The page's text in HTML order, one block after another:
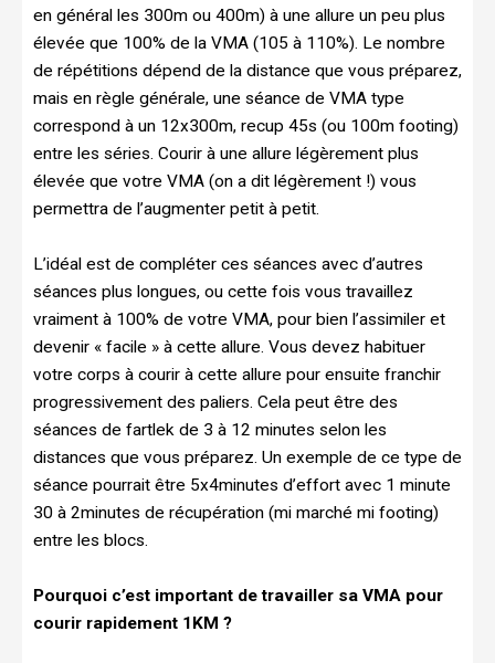
en général les 300m ou 400m) à une allure un peu plus
élevée que 100% de la VMA (105 à 110%). Le nombre
de répétitions dépend de la distance que vous préparez,
mais en règle générale, une séance de VMA type
correspond à un 12x300m, recup 45s (ou 100m footing)
entre les séries. Courir à une allure légèrement plus
élevée que votre VMA (on a dit légèrement !) vous
permettra de l’augmenter petit à petit.
L’idéal est de compléter ces séances avec d’autres
séances plus longues, ou cette fois vous travaillez
vraiment à 100% de votre VMA, pour bien l’assimiler et
devenir « facile » à cette allure. Vous devez habituer
votre corps à courir à cette allure pour ensuite franchir
progressivement des paliers. Cela peut être des
séances de fartlek de 3 à 12 minutes selon les
distances que vous préparez. Un exemple de ce type de
séance pourrait être 5x4minutes d’effort avec 1 minute
30 à 2minutes de récupération (mi marché mi footing)
entre les blocs.
Pourquoi c’est important de travailler sa VMA pour
courir rapidement 1KM ?